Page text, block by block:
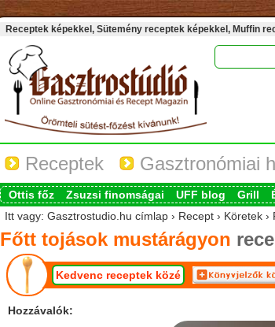
Receptek képekkel, Sütemény receptek képekkel, Muffin
Receptek Gasztronómiai
Ottis főz Zsuzsi finomságai UFF blog Grill
Itt vagy: Gasztrostudio.hu címlap › Recept › Köretek
Főtt tojások mustárágyon
Kedvenc receptek közé
Hozzávalók: